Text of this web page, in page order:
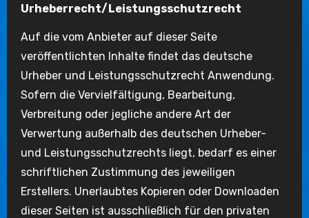
Urheberrecht/Leistungsschutzrecht
Auf die vom Anbieter auf dieser Seite
veröffentlichten Inhalte findet das deutsche
Urheber und Leistungsschutzrecht Anwendung.
Sofern die Vervielfältigung, Bearbeitung,
Verbreitung oder jegliche andere Art der
Verwertung außerhalb des deutschen Urheber-
und Leistungsschutzrechts liegt, bedarf es einer
schriftlichen Zustimmung des jeweiligen
Erstellers. Unerlaubtes Kopieren oder Downloaden
dieser Seiten ist ausschließlich für den privaten